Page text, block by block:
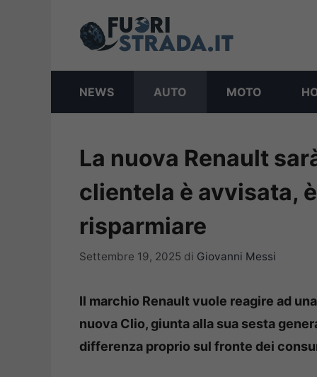
NEWS AUTO MOTO
La nuova Renault
clientela è avvisata,
risparmiare
Settembre 19, 2025 di Giovanni Messi
Il marchio Renault vuole reagire ad
nuova Clio, giunta alla sua sesta
differenza proprio sul fronte dei